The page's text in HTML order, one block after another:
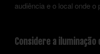
audiência e o local onde o
Considere a iluminação